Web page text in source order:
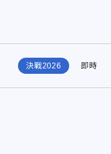
決戰2026 即時